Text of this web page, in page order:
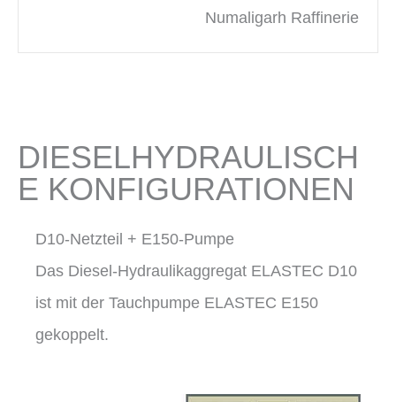
Numaligarh Raffinerie
DIESELHYDRAULISCH
E KONFIGURATIONEN
D10-Netzteil + E150-Pumpe
Das Diesel-Hydraulikaggregat ELASTEC D10
ist mit der Tauchpumpe ELASTEC E150
gekoppelt.